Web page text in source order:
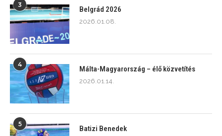
3
Belgrád 2026
2026.01.08.
4
Málta-Magyarország – élő közvetítés
2026.01.14.
5
Batizi Benedek